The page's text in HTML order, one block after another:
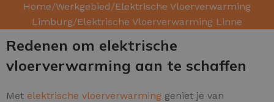
Home Werkgebied Elektrische Vloerverwarming
Limburg Elektrische Vloerverwarming Linne
Redenen om elektrische
vloerverwarming aan te schaffen
Met elektrische vloerverwarming geniet je van